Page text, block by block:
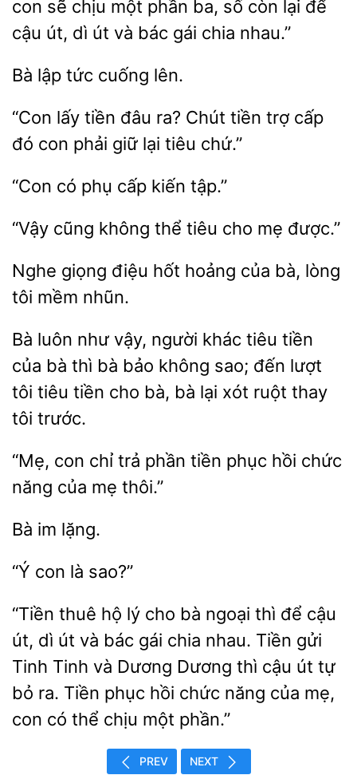
con sẽ chịu một phần ba, số
lại để
cậu út, dì út và bác gái chia nhau.”
Bà tức
“Con lấy tiền
ra? Chút tiền
đó con phải giữ lại tiêu chứ.”
phụ cấp tập.”
“Vậy thể cho mẹ được.”
giọng điệu
hoảng của bà,
tôi mềm nhũn.
Bà luôn
vậy, người khác tiêu tiền
của bà thì
không sao; đến lượt
tôi tiêu tiền cho bà, bà lại xót ruột thay
tôi trước.
“Mẹ, con chỉ trả
tiền phục hồi chức
mẹ thôi.”
sao?”
“Tiền thuê hộ lý cho bà ngoại thì để cậu
út, dì út và bác gái chia nhau. Tiền gửi
Tinh Tinh và Dương Dương thì cậu út tự
bỏ ra. Tiền
hồi chức năng của mẹ,
con có
chịu một
PREV NEXT